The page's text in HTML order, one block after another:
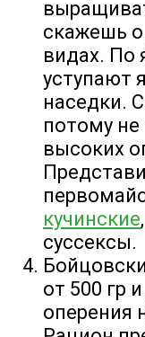
скажешь
видах. По
уступают
наседки.
потому не
высоких
кучинские,
суссексы.
от 500 гр
оперения